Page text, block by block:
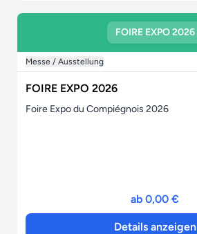
FOIRE EXPO 2026
Messe / Ausstellung
FOIRE EXPO 2026
Foire Expo du Compiégnois 2026
ab 0,00 €
Details anzeigen